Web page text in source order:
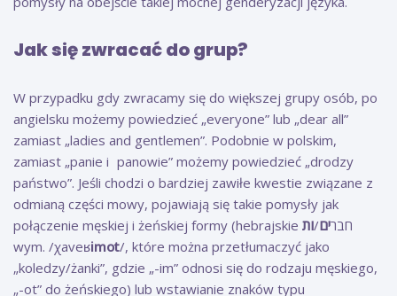
Jak się zwracać do grup?
W przypadku gdy zwracamy się do większej grupy osób, po
angielsku możemy powiedzieć „everyone” lub „dear all”
zamiast „ladies and gentlemen”. Podobnie w polskim,
zamiast „panie i panowie” możemy powiedzieć „drodzy
państwo”. Jeśli chodzi o bardziej zawiłe kwestie związane z
odmianą części mowy, pojawiają się takie pomysły jak
połączenie męskiej i żeńskiej formy (hebrajskie חברים/ות
wym. /χaveʁimot/, które można przetłumaczyć jako
„koledzy/żanki”, gdzie „-im” odnosi się do rodzaju męskiego,
„-ot” do żeńskiego) lub wstawianie znaków typu